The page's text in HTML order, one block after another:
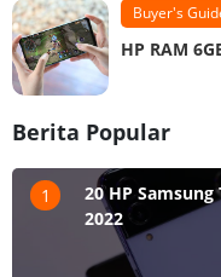
Buyer's
HP RAM
Berita Popular
1
20 HP
2022